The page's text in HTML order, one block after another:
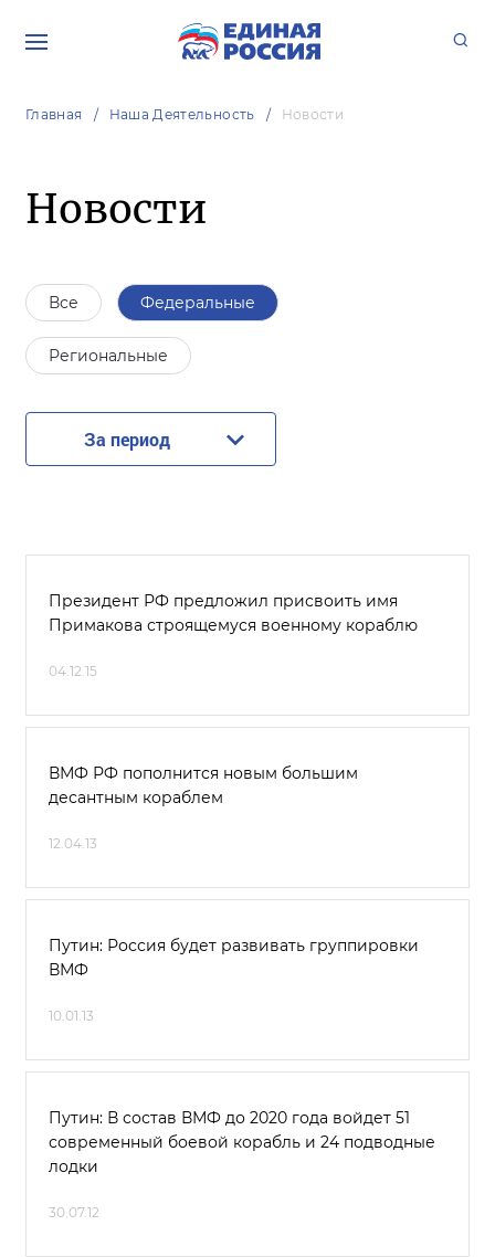
Главная Наша Деятельность Новости
Новости
Все Федеральные
Региональные
За период
Президент РФ предложил присвоить имя
Примакова строящемуся военному кораблю
04.12.15
ВМФ РФ пополнится новым большим
десантным кораблем
12.04.13
Путин: Россия будет развивать группировки
ВМФ
10.01.13
Путин: В состав ВМФ до 2020 года войдет 51
современный боевой корабль и 24 подводные
лодки
30.07.12